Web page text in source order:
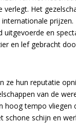
verlegt. Het
prijzen.
uitgevoerde en
en lef gebracht
ze hun reputatie
van de
hoog tempo vliegen
schone schijn en